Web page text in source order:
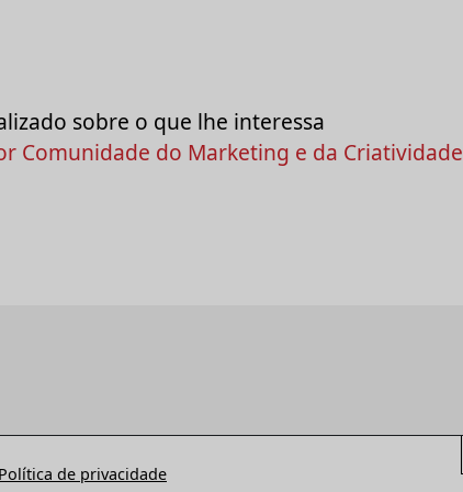
sobre o que lhe interessa
Comunidade do Marketing e da Criatividade
Política de privacidade